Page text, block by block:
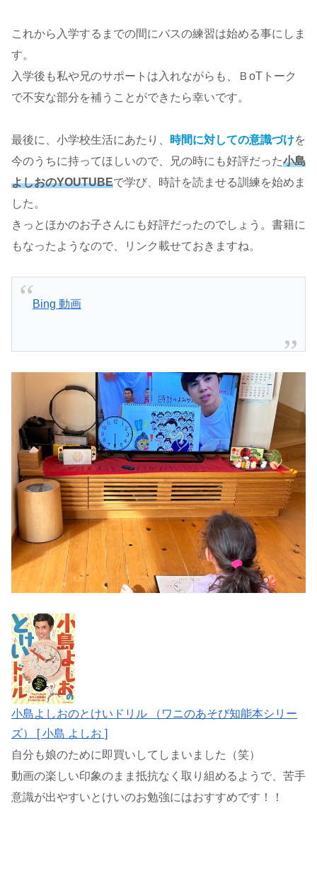
これから入学するまでの間にバスの練習は始める事にしま
す。
入学後も私や兄のサポートは入れながらも、ＢoTトーク
で不安な部分を補うことができたら幸いです。
最後に、小学校生活にあたり、 時間に対しての意識づけを
今のうちに持ってほしいので、兄の時にも好評だった小島
よしおのYOUTUBEで学び、時計を読ませる訓練を始めま
した。
きっとほかのお子さんにも好評だったのでしょう。書籍に
もなったようなので、リンク載せておきますね。
Bing 動画
小島よしおのとけいドリル （ワニのあそび知能本シリー
ズ） [ 小島 よしお ]
自分も娘のために即買いしてしまいました（笑）
動画の楽しい印象のまま抵抗なく取り組めるようで、苦手
意識が出やすいとけいのお勉強にはおすすめです！！